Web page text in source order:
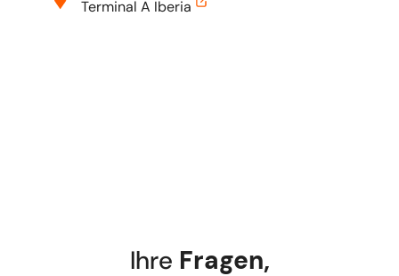
Terminal A Iberia
Ihre Fragen,